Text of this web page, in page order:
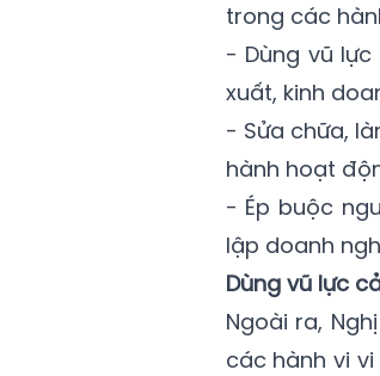
trong các
- Dùng vũ
xuất, kinh
- Sửa chữa,
hành hoạt
- Ép buộc
lập doanh
Dùng vũ lực
Ngoài ra,
các hành vi